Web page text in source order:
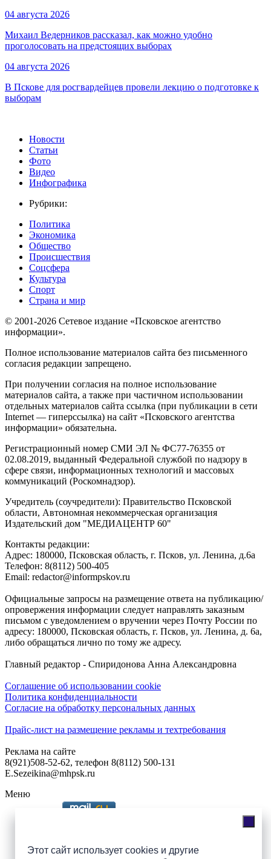
Этот сайт использует cookies и другие
04 августа 2026
Михаил Ведерников рассказал, как можно удобно
проголосовать на предстоящих выборах
04 августа 2026
В Пскове для росгвардейцев провели лекцию о подготовке к
выборам
Новости
Статьи
Фото
Видео
Инфографика
Рубрики:
Политика
Экономика
Общество
Происшествия
Соцсфера
Культура
Спорт
Страна и мир
© 2001-2026 Сетевое издание «Псковское агентство
информации».
Полное использование материалов сайта без письменного
согласия редакции запрещено.
При получении согласия на полное использование
материалов сайта, а также при частичном использовании
отдельных материалов сайта ссылка (при публикации в сети
Internet — гиперссылка) на сайт «Псковского агентства
информации» обязательна.
Регистрационный номер СМИ ЭЛ № ФС77-76355 от
02.08.2019, выданный Федеральной службой по надзору в
сфере связи, информационных технологий и массовых
коммуникаций (Роскомнадзор).
Учредитель (соучредители): Правительство Псковской
области, Автономная некоммерческая организация
Издательский дом "МЕДИАЦЕНТР 60"
Контакты редакции:
Адреc: 180000, Псковская область, г. Псков, ул. Ленина, д.6а
Телефон: 8(8112) 500-405
Email: redactor@informpskov.ru
Официальные запросы на размещение ответа на публикацию/
опровержения информации следует направлять заказным
письмом с уведомлением о вручении через Почту России по
адресу: 180000, Псковская область, г. Псков, ул. Ленина, д. 6а,
либо обращаться лично по тому же адресу.
Главный редактор - Спиридонова Анна Александровна
Соглашение об использовании cookie
Политика конфиденциальности
Согласие на обработку персональных данных
Прайс-лист на размещение рекламы и техтребования
Реклама на сайте
8(921)508-52-62, телефон 8(8112) 500-131
E.Sezeikina@mhpsk.ru
Меню